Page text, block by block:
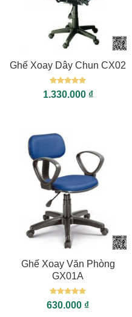
Ghế Xoay Dây Chun CX02
Được xếp
hạng55
1.330.000 ₫
Ghế Xoay Văn Phòng
GX01A
Được xếp
hạng55
630.000 ₫